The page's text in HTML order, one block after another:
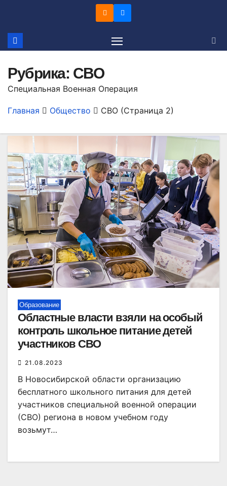
содержимому
Рубрика: СВО
Специальная Военная Операция
Главная Общество СВО (Страница 2)
Образование
Областные власти взяли на особый
контроль школьное питание детей
участников СВО
21.08.2023
В Новосибирской области организацию
бесплатного школьного питания для детей
участников специальной военной операции
(СВО) региона в новом учебном году
возьмут…